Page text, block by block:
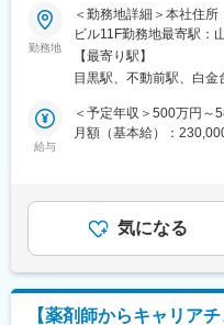
応
・衛生教育業務：企業の
・衛生委員会関連業務
■求人の特徴
1社常駐の産業保健師と
ことが特徴です。貢献先
の保健師とのコミュニケ
が可能です。それぞれ
■働き方
リモートやショートワー
大手化粧品会社研究所・
をベースに、皮膚製品
当していただきます！
【業務内容】
・化粧品会社/製薬会社/
ち、幅広いご提案が可能
・展示会や学会への参
・海外メーカーとのやり
勤務地
＜勤務地詳細＞本社住
ビル11F勤務地最寄駅：
禁煙変更の範囲：会社の
【最寄り駅】
目黒駅、不動前駅、白金
給与
＜予定年収＞500万円～
月額（基本給）：
＞有＜残業手当＞有＜
月・12月）※年間賞与想
る）※諸手当及び月15時
目安の金額であり、選
給(月額)は固定手当を含
気になる
【薬剤師からキャリア